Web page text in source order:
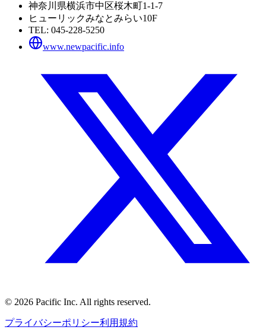
神奈川県横浜市中区桜木町1-1-7
ヒューリックみなとみらい10F
TEL: 045-228-5250
www.newpacific.info
© 2026 Pacific Inc. All rights reserved.
プライバシーポリシー利用規約